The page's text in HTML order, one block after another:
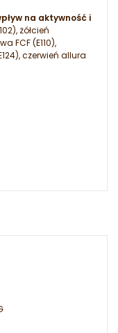
na aktywność i
żółcień
FCF (E110),
czerwień allura